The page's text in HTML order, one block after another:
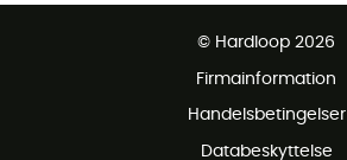
© Hardloop 2026
Firmainformation
Handelsbetingelser
Databeskyttelse